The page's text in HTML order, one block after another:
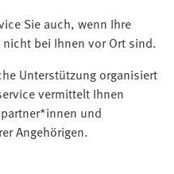
Sie auch, wenn Ihre
bei Ihnen vor Ort sind.
Unterstützung organisiert
vermittelt Ihnen
und
Angehörigen.